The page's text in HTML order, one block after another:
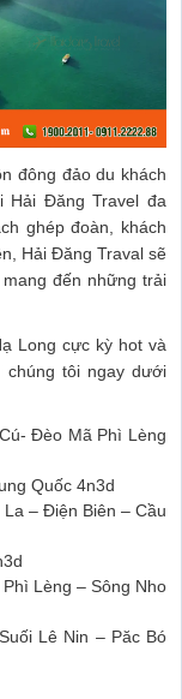
đông đảo du khách
Hải Đăng Travel đa
ghép đoàn, khách
Hải Đăng Traval sẽ
đến những trải
Long cực kỳ hot và
tôi ngay dưới
Đèo Mã Phì Lèng
Quốc 4n3d
– Điện Biên – Cầu
Lèng – Sông Nho
Lê Nin – Păc Bó